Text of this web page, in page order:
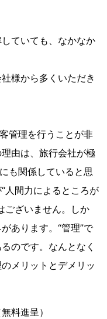
ていても、なかなか
様から多くいただき
管理を行うことが非
由は、旅行会社が極
も関係していると思
人間力によるところが
ございません。しか
あります。“管理”で
のです。なんとなく
メリットとデメリッ
料進呈）